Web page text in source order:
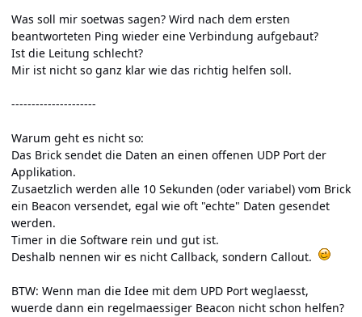
Was soll mir soetwas sagen? Wird nach dem ersten
beantworteten Ping wieder eine Verbindung aufgebaut?
Ist die Leitung schlecht?
Mir ist nicht so ganz klar wie das richtig helfen soll.
---------------------
Warum geht es nicht so:
Das Brick sendet die Daten an einen offenen UDP Port der
Applikation.
Zusaetzlich werden alle 10 Sekunden (oder variabel) vom Brick
ein Beacon versendet, egal wie oft "echte" Daten gesendet
werden.
Timer in die Software rein und gut ist.
Deshalb nennen wir es nicht Callback, sondern Callout.
BTW: Wenn man die Idee mit dem UPD Port weglaesst,
wuerde dann ein regelmaessiger Beacon nicht schon helfen?